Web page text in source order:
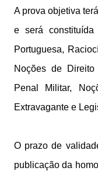
A prova objetiva
e será constituída
Portuguesa,
Noções de
Penal Militar,
Extravagante e
O prazo de
publicação da